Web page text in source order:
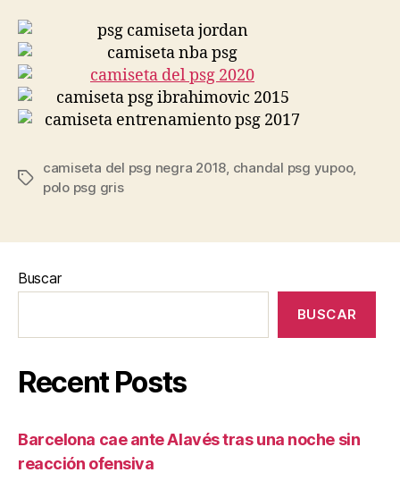
Etiquetas
camiseta del psg negra 2018, chandal psg yupoo,
polo psg gris
Buscar
BUSCAR
Recent Posts
Barcelona cae ante Alavés tras una noche sin
reacción ofensiva